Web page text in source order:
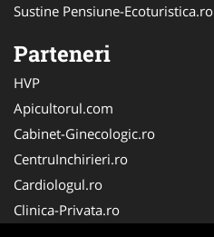
Sustine Pensiune-Ecoturistica.ro
Parteneri
HVP
Apicultorul.com
Cabinet-Ginecologic.ro
CentruInchirieri.ro
Cardiologul.ro
Clinica-Privata.ro